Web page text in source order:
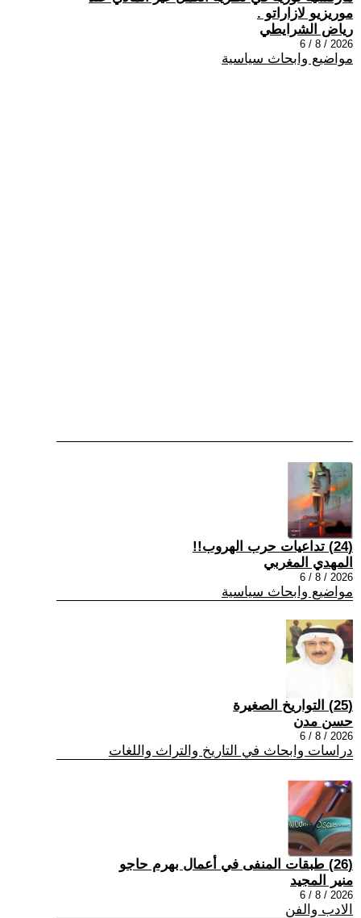
موريزيو لازاراتو .
رياض الشرايطي
2026 / 8 / 6
مواضيع وابحاث سياسية
(24) تداعيات حرب الهروب!!
المهدي المغربي
2026 / 8 / 6
مواضيع وابحاث سياسية
(25) التواريخ الصغيرة
حسن مدن
2026 / 8 / 6
دراسات وابحاث في التاريخ والتراث واللغات
(26) طبقات المنفى في أعمال بهرم حاجو
منير المجيد
2026 / 8 / 6
الادب والفن